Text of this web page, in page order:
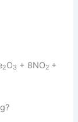
2O3 + 8NO2 +